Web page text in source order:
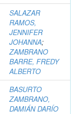
SALAZAR
RAMOS,
JENNIFER
JOHANNA;
ZAMBRANO
BARRE, FREDY
ALBERTO
BASURTO
ZAMBRANO,
DAMIÁN DARÍO